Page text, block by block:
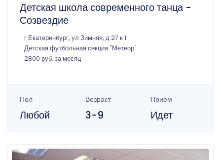
Детская школа современного танца -
Созвездие
г Екатеринбург, ул Зимняя, д 27 к 1
Детская футбольная секция "Метеор"
2800 руб. за месяц
Пол
Любой
Возраст
3-9
Прием
Идет